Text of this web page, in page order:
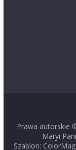
Prawa autorskie
Maryi
Szablon: ColorMag